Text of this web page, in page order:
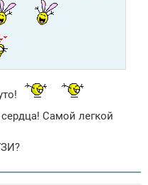
Самой легкой